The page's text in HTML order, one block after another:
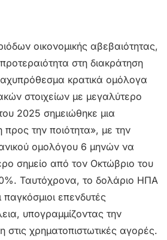
οικονομικής αβεβαιότητας,
στη διακράτηση
κρατικά ομόλογα
στοιχείων με μεγαλύτερο
2025 σημειώθηκε μια
προς την ποιότητα», με την
ομολόγου 6 μηνών να
σημείο από τον Οκτώβριο του
Ταυτόχρονα, το δολάριο ΗΠΑ
επενδυτές
υπογραμμίζοντας την
στις χρηματοπιστωτικές αγορές.